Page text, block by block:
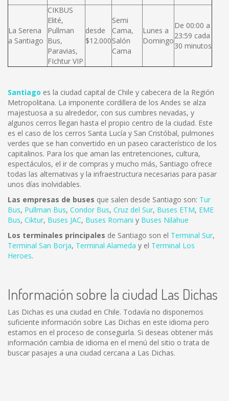
La Serena
a Santiago
CIKBUS
Elité,
Pullman
Bus,
Paravias,
FIchtur VIP
desde
$12.000
Semi
Cama,
Salón
Cama
Lunes a
Domingo
De 00:00 a
23:59 cada
30 minutos
Santiago es la ciudad capital de Chile y cabecera de la Región
Metropolitana. La imponente cordillera de los Andes se alza
majestuosa a su alrededor, con sus cumbres nevadas, y
algunos cerros llegan hasta el propio centro de la ciudad. Este
es el caso de los cerros Santa Lucía y San Cristóbal, pulmones
verdes que se han convertido en un paseo característico de los
capitalinos. Para los que aman las entretenciones, cultura,
espectáculos, el ir de compras y mucho más, Santiago ofrece
todas las alternativas y la infraestructura necesarias para pasar
unos días inolvidables.
Las empresas de buses que salen desde Santiago son: Tur
Bus, Pullman Bus, Condor Bus, Cruz del Sur, Buses ETM, EME
Bus, Ciktur, Buses JAC, Buses Romani y Buses Nilahue
Los terminales principales de Santiago son el Terminal Sur,
Terminal San Borja, Terminal Alameda y el Terminal Los
Heroes.
Información sobre la ciudad Las Dichas
Las Dichas es una ciudad en Chile. Todavía no disponemos
suficiente información sobre Las Dichas en este idioma pero
estamos en el proceso de conseguirla. Si deseas obtener más
información cambia de idioma en el menú del sitio o trata de
buscar pasajes a una ciudad cercana a Las Dichas.